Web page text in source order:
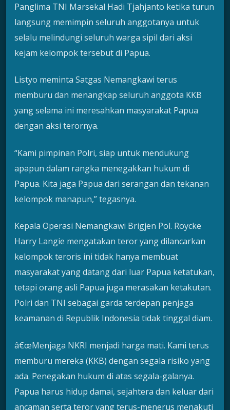
Panglima TNI Marsekal Hadi Tjahjanto ketika turun
langsung memimpin seluruh anggotanya untuk
selalu melindungi seluruh warga sipil dari aksi
kejam kelompok tersebut di Papua.
Listyo meminta Satgas Nemangkawi terus
memburu dan menangkap seluruh anggota KKB
yang selama ini meresahkan masyarakat Papua
dengan aksi terornya.
“Kami pimpinan Polri, siap untuk mendukung
apapun dalam rangka menegakkan hukum di
Papua. Kita jaga Papua dari serangan dan tekanan
kelompok manapun,” tegasnya.
Kepala Operasi Nemangkawi Brigjen Pol. Roycke
Harry Langie mengatakan teror yang dilancarkan
kelompok teroris ini tidak hanya membuat
masyarakat yang datang dari luar Papua ketatukan,
tetapi orang asli Papua juga merasakan ketakutan.
Polri dan TNI sebagai garda terdepan penjaga
keamanan di Republik Indonesia tidak tinggal diam.
â€œMenjaga NKRI menjadi harga mati. Kami terus
memburu mereka (KKB) dengan segala risiko yang
ada. Penegakan hukum di atas segala-galanya.
Papua harus hidup damai, sejahtera dan keluar dari
ancaman serta teror yang terus-menerus menakuti